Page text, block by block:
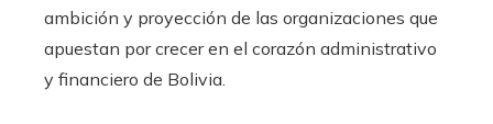
ambición y proyección de las organizaciones que
apuestan por crecer en el corazón administrativo
y financiero de Bolivia.